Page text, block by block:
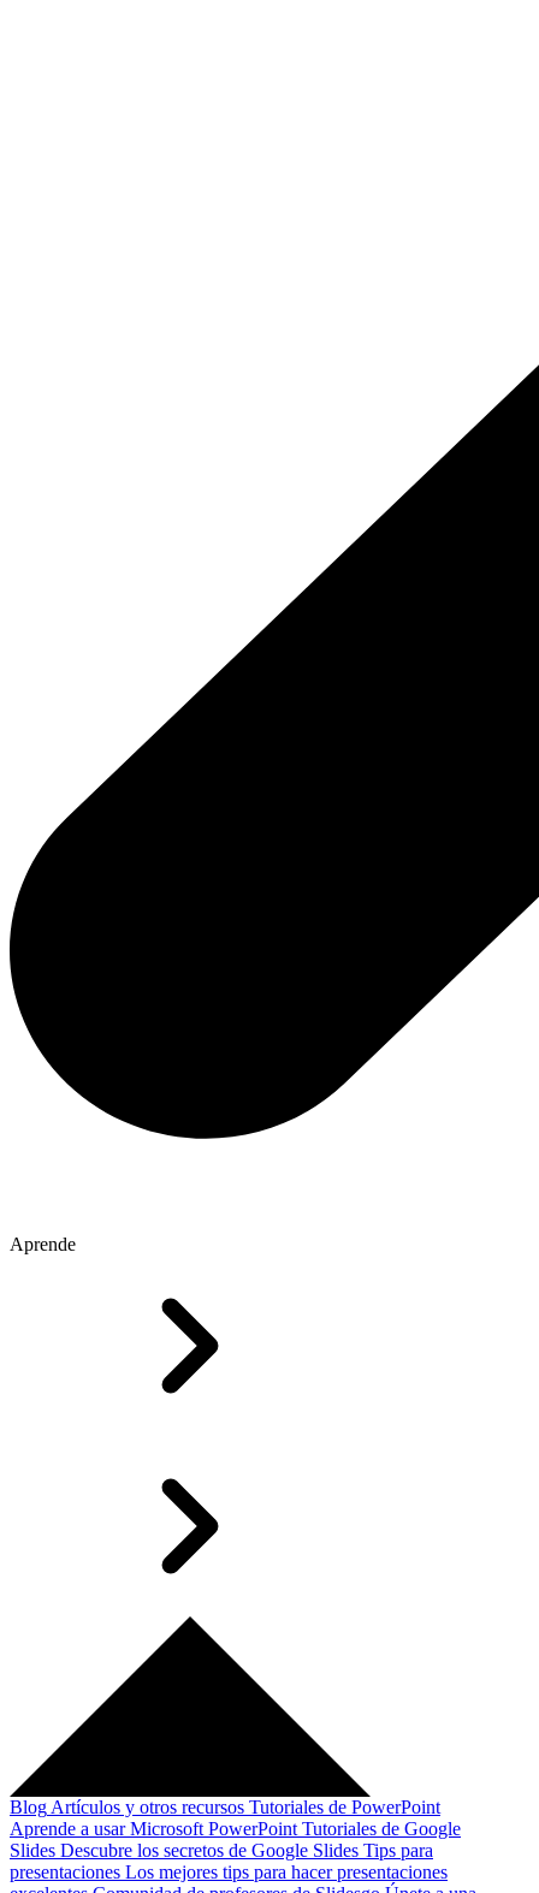
Aprende
Blog Artículos y otros recursos Tutoriales de PowerPoint
Aprende a usar Microsoft PowerPoint Tutoriales de Google
Slides Descubre los secretos de Google Slides Tips para
presentaciones Los mejores tips para hacer presentaciones